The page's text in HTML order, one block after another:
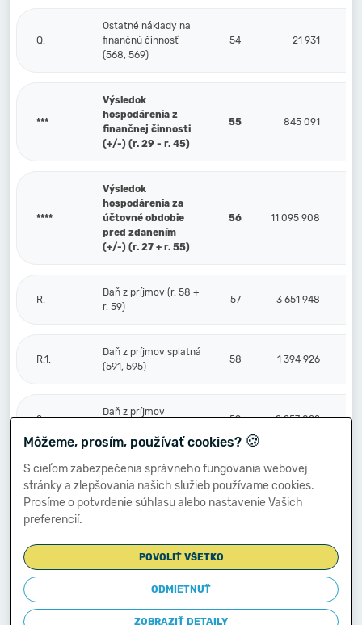
Q.
Ostatné náklady na
finančnú činnosť
(568, 569)
54 21 931
***
Výsledok
hospodárenia z
finančnej činnosti
(+/-) (r. 29 - r. 45)
55 845 091
****
Výsledok
hospodárenia za
účtovné obdobie
pred zdanením
(+/-) (r. 27 + r. 55)
56 11 095 908
R.
Daň z príjmov (r. 58 +
r. 59)
57 3 651 948
R.1.
Daň z príjmov splatná
(591, 595)
58 1 394 926
2.
Daň z príjmov
59 2 257 022
S.
Prevod podielov na
výsledku
hospodárenia
60
****
Výsledok
hospodárenia za
účtovné obdobie po
zdanení (+/-) (r. 56
61 7 443 960
Môžeme, prosím, používať cookies? 🍪
S cieľom zabezpečenia správneho fungovania webovej
stránky a zlepšovania našich služieb používame cookies.
Prosíme o potvrdenie súhlasu alebo nastavenie Vašich
preferencií.
POVOLIŤ VŠETKO
ODMIETNUŤ
ZOBRAZIŤ DETAILY